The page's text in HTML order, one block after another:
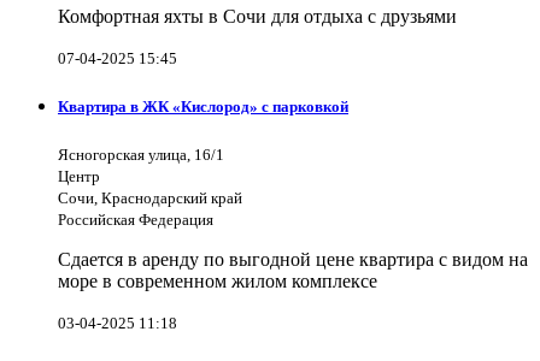
Комфортная яхты в Сочи для отдыха с друзьями
07-04-2025 15:45
Квартира в ЖК «Кислород» с парковкой
Ясногорская улица, 16/1
Центр
Сочи, Краснодарский край
Российская Федерация
Сдается в аренду по выгодной цене квартира с видом на
море в современном жилом комплексе
03-04-2025 11:18